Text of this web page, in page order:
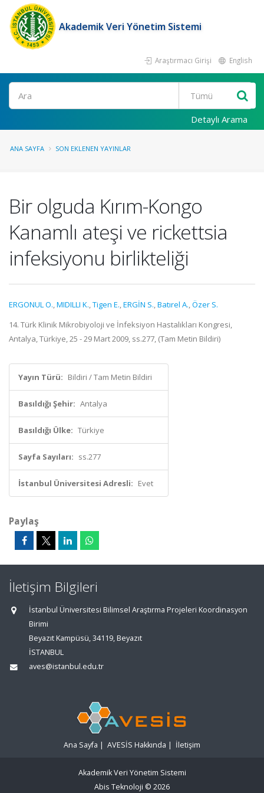
Akademik Veri Yönetim Sistemi
Araştırmacı Girişi English
Ara
Detaylı Arama
ANA SAYFA SON EKLENEN YAYINLAR
Bir olguda Kırım-Kongo
Kanamlı ateşi ve rickettsia
infeksiyonu birlikteliği
ERGONUL O.,MIDILLI K.,Tigen E.,ERGİN S.,Batırel A.,Özer S.
14. Türk Klinik Mikrobiyoloji ve İnfeksiyon Hastalıkları Kongresi,
Antalya, Türkiye, 25 - 29 Mart 2009, ss.277, (Tam Metin Bildiri)
Yayın Türü: Bildiri / Tam Metin Bildiri
Basıldığı Şehir: Antalya
Basıldığı Ülke: Türkiye
Sayfa Sayıları: ss.277
İstanbul Üniversitesi Adresli: Evet
Paylaş
İletişim Bilgileri
İstanbul Üniversitesi Bilimsel Araştırma Projeleri Koordinasyon
Birimi
Beyazıt Kampüsü, 34119, Beyazıt
İSTANBUL
aves@istanbul.edu.tr
Ana Sayfa | AVESİS Hakkında | İletişim
Akademik Veri Yönetim Sistemi
Abis Teknoloji © 2026